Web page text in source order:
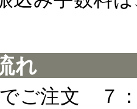
れ
ご注文 ７